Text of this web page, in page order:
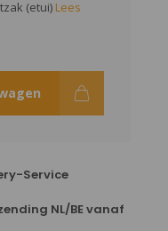
(etui) Lees
Service
NL/BE vanaf